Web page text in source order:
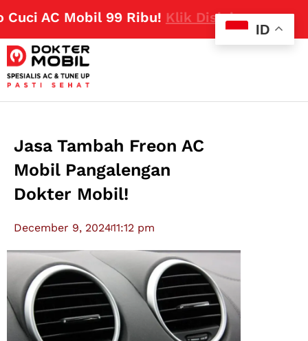
AC Mobil 99 Ribu!Klik Disini
Jasa Tambah Freon AC
Mobil Pangalengan
Dokter Mobil!
December 9, 202411:12 pm
ID